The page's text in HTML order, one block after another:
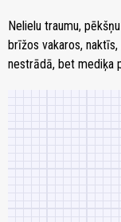
Nelielu traumu,
brīžos vakaros,
nestrādā, bet mediķa